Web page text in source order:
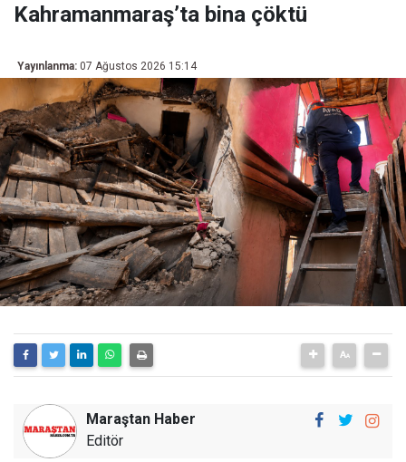
Kahramanmaraş’ta bina çöktü
Yayınlanma: 07 Ağustos 2026 15:14
Maraştan Haber
Editör